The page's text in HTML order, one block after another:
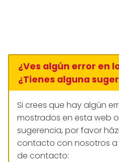
¿Ves algún error en
¿Tienes alguna
Si crees que hay algún
mostrados en esta web
sugerencia, por favor
contacto con nosotros a
de contacto: